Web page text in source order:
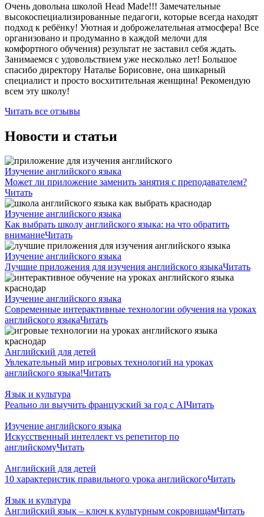
Очень довольна школой Head Made!!! Замечательные
высокоспециализированные педагоги, которые всегда находят
подход к ребёнку! Уютная и доброжелательная атмосфера! Все
организовано и продуманно в каждой мелочи для
комфортного обучения) результат не заставил себя ждать.
Занимаемся с удовольствием уже несколько лет! Большое
спасибо директору Наталье Борисовне, она шикарный
специалист и просто восхитительная женщина! Рекомендую
всем эту школу!
Читать все отзывы
Новости и статьи
Изучение английского языка
Может ли приложение заменить занятия с преподавателем?
Читать
Изучение английского языка
Как выбрать школу английского языка: на что обратить
вниманиеЧитать
Изучение английского языка
Лучшие приложения для изучения английского языкаЧитать
Изучение английского языка
Современные интерактивные технологии обучения на уроках
английского языкаЧитать
Английский для детей
Увлекательный мир игровых технологий на уроках
английского языка!Читать
Язык и культура
Реально ли выучить французский за год с AIЧитать
Изучение английского языка
Искусственный интеллект vs репетитор по
английскомуЧитать
Английский для детей
10 характеристик правильного урока английскогоЧитать
Язык и культура
Английский язык – ключ к культурным сокровищамЧитать